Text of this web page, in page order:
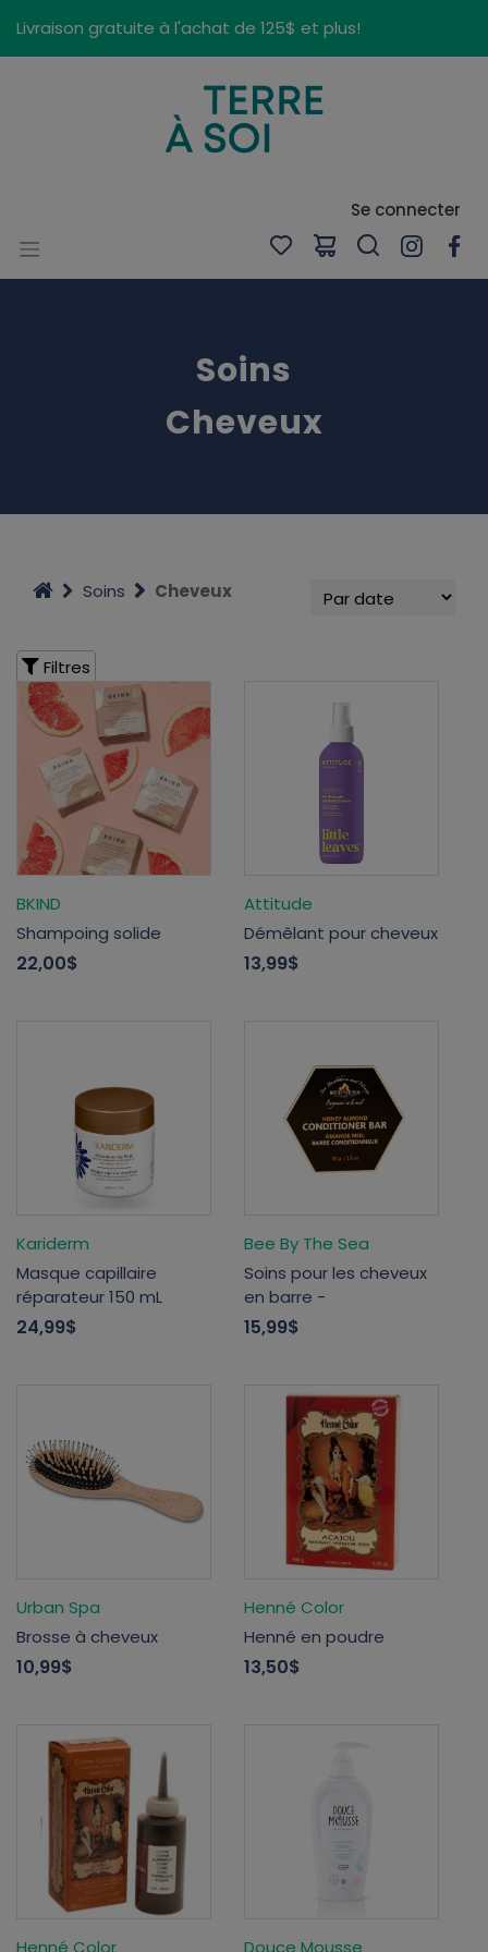
Livraison gratuite à l'achat de 125$ et plus!
Se connecter
Soins
Cheveux
Soins Cheveux
Filtres
BKIND
Shampoing solide
22,00$
Attitude
Démêlant pour cheveux
13,99$
Kariderm
Masque capillaire
réparateur 150 mL
24,99$
Bee By The Sea
Soins pour les cheveux
en barre -
15,99$
Urban Spa
Brosse à cheveux
10,99$
Henné Color
Henné en poudre
13,50$
Henné Color Douce Mousse